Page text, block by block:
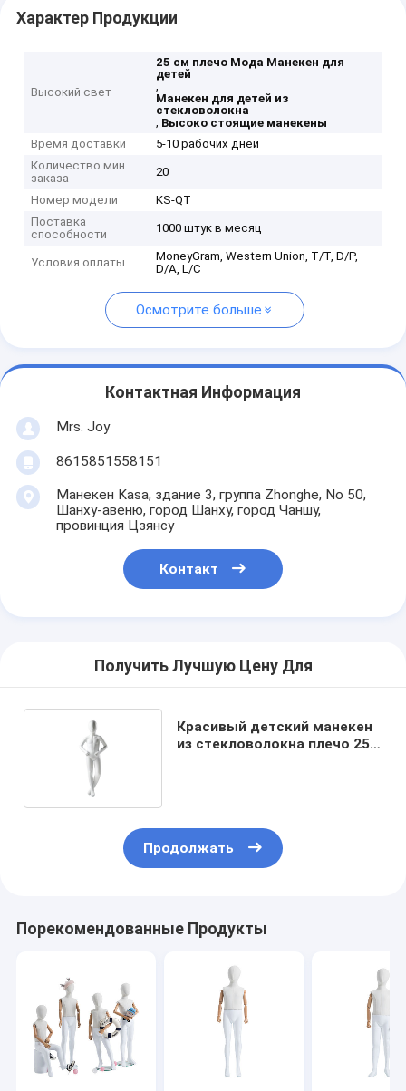
Характер Продукции
Высокий свет
25 см плечо Мода Манекен для
детей
,
Манекен для детей из
стекловолокна
, Высоко стоящие манекены
Время доставки
5-10 рабочих дней
Количество мин
заказа
20
Номер модели
KS-QT
Поставка
способности
1000 штук в месяц
Условия оплаты
MoneyGram, Western Union, T/T, D/P,
D/A, L/C
Осмотрите больше
Контактная Информация
Mrs. Joy
8615851558151
Манекен Kasa, здание 3, группа Zhonghe, No 50,
Шанху-авеню, город Шанху, город Чаншу,
провинция Цзянсу
Контакт
Получить Лучшую Цену Для
Красивый детский манекен
из стекловолокна плечо 25
Продолжать
Порекомендованные Продукты